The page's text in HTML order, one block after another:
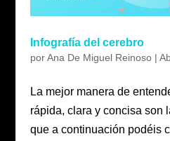
Infografía del cerebro
porAna De Miguel Reinoso|
La mejor manera de
rápida, clara y concisa son
que a continuación podéis